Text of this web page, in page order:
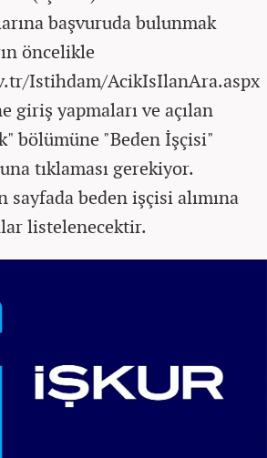
başvuruda bulunmak
öncelikle
Istihdam/AcikIsIlanAra.aspx
giriş yapmaları ve açılan
bölümüne "Beden İşçisi"
tıklaması gerekiyor.
sayfada beden işçisi alımına
listelenecektir.